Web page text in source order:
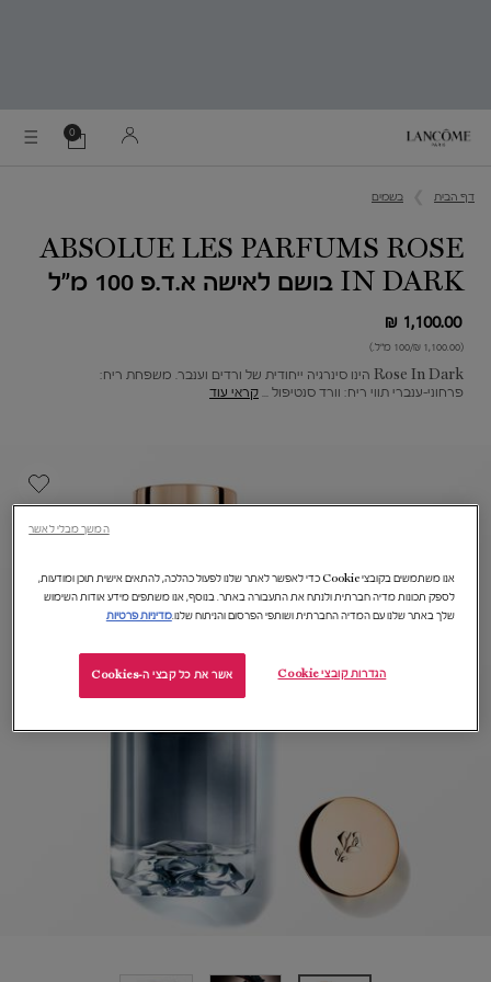
הסל
0
דף הבית
בשמים
ABSOLUE LES PARFUMS ROSE
IN DARK בושם לאישה א.ד.פ 100 מ"ל
1,100.00 ₪
(1,100.00 ₪/100 מ"ל.)
Rose In Dark הינו סינרגיה ייחודית של ורדים וענבר. משפחת ריח:
פרחוני-ענברי תווי ריח: וורד סנטיפול ... קראי עוד
אנו משתמשים בקובצי Cookie כדי לאפשר לאתר שלנו לפעול כהלכה, להתאים אישית תוכן ומודעות,
לספק תכונות מדיה חברתית ולנתח את התעבורה באתר. בנוסף, אנו משתפים מידע אודות השימוש
שלך באתר שלנו עם המדיה החברתית ושותפי הפרסום והניתוח שלנו.מדיניות פרטיות
הגדרות קובצי Cookie אשר את כל קבצי ה-Cookies
המשך מבלי לאשר